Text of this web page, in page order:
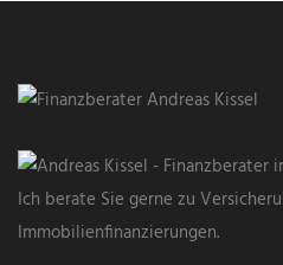
Ich berate Sie gerne zu
Immobilienfinanzierungen.